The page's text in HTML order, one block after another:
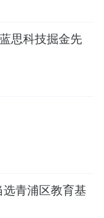
思科技掘金先
青浦区教育基